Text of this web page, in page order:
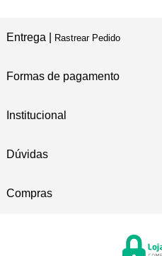
Entrega | Rastrear Pedido
Formas de pagamento
Institucional
Dúvidas
Compras